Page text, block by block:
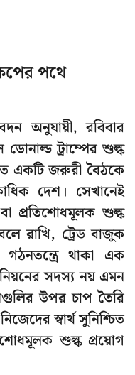
পথে
অনুযায়ী, রবিবার
ডোনাল্ড ট্রাম্পের শুল্ক
একটি জরুরী বৈঠকে
দেশ। সেখানেই
প্রতিশোধমূলক শুল্ক
রাখি, ট্রেড বাজুক
থাকা এক
সদস্য নয় এমন
উপর চাপ তৈরি
স্বার্থ সুনিশ্চিত
শুল্ক প্রয়োগ